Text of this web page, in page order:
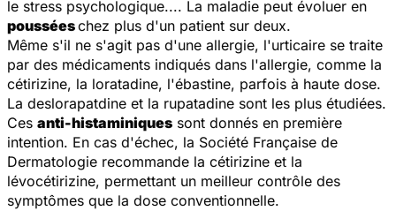
le stress psychologique.... La maladie peut évoluer en
pousséeschez plus d'un patient sur deux.
Même s'il ne s'agit pas d'une allergie, l'urticaire se traite
par des médicaments indiqués dans l'allergie, comme la
cétirizine, la loratadine, l'ébastine, parfois à haute dose.
La deslorapatdine et la rupatadine sont les plus étudiées.
Ces anti-histaminiques sont donnés en première
intention. En cas d'échec, la Société Française de
Dermatologie recommande la cétirizine et la
lévocétirizine, permettant un meilleur contrôle des
symptômes que la dose conventionnelle.